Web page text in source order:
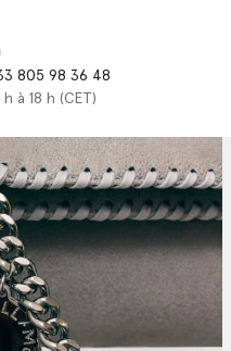
805 98 36 48
à 18 h (CET)